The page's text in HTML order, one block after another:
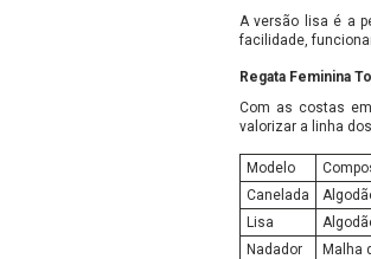
A versão lisa é a
facilidade,
Regata Feminina
Com as costas
valorizar a linha
Modelo
Canelada
Lisa
Nadador
Malha